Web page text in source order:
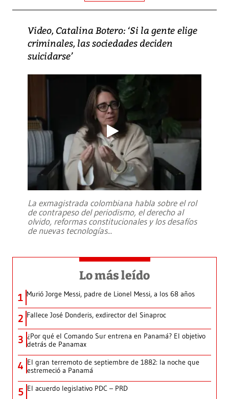
Video, Catalina Botero: ‘Si la gente elige
criminales, las sociedades deciden
suicidarse’
La exmagistrada colombiana habla sobre el rol
de contrapeso del periodismo, el derecho al
olvido, reformas constitucionales y los desafíos
de nuevas tecnologías...
Lo más leído
1 Murió Jorge Messi, padre de Lionel Messi, a los 68 años
2 Fallece José Donderis, exdirector del Sinaproc
3 ¿Por qué el Comando Sur entrena en Panamá? El objetivo
detrás de Panamax
4 El gran terremoto de septiembre de 1882: la noche que
estremeció a Panamá
5 El acuerdo legislativo PDC – PRD